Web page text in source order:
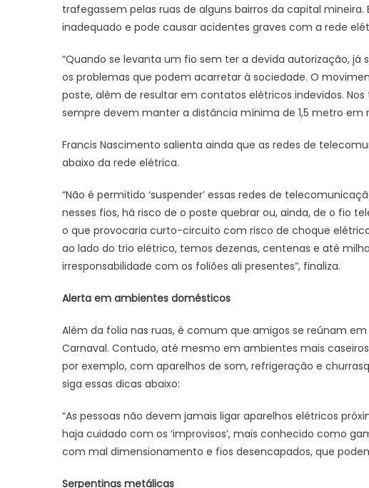
trafegassem pelas ruas de alguns bairros da capital
inadequado e pode causar acidentes graves com a rede
“Quando se levanta um fio sem ter a devida autorização, já
os problemas que podem acarretar à sociedade. O
poste, além de resultar em contatos elétricos indevidos.
sempre devem manter a distância mínima de 1,5 metro em
Francis Nascimento salienta ainda que as redes de
abaixo da rede elétrica.
“Não é permitido ‘suspender’ essas redes de
nesses fios, há risco de o poste quebrar ou, ainda, de o fio
o que provocaria curto-circuito com risco de choque
ao lado do trio elétrico, temos dezenas, centenas e até
irresponsabilidade com os foliões ali presentes”, finaliza.
Alerta em ambientes domésticos
Além da folia nas ruas, é comum que amigos se reúnam
Carnaval. Contudo, até mesmo em ambientes mais
por exemplo, com aparelhos de som, refrigeração e
siga essas dicas abaixo:
“As pessoas não devem jamais ligar aparelhos elétricos
haja cuidado com os ‘improvisos’, mais conhecido como
com mal dimensionamento e fios desencapados, que
Serpentinas metálicas